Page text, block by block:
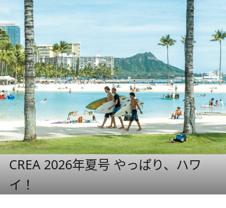
CREA 2026年夏号 やっぱり、ハワ
イ！